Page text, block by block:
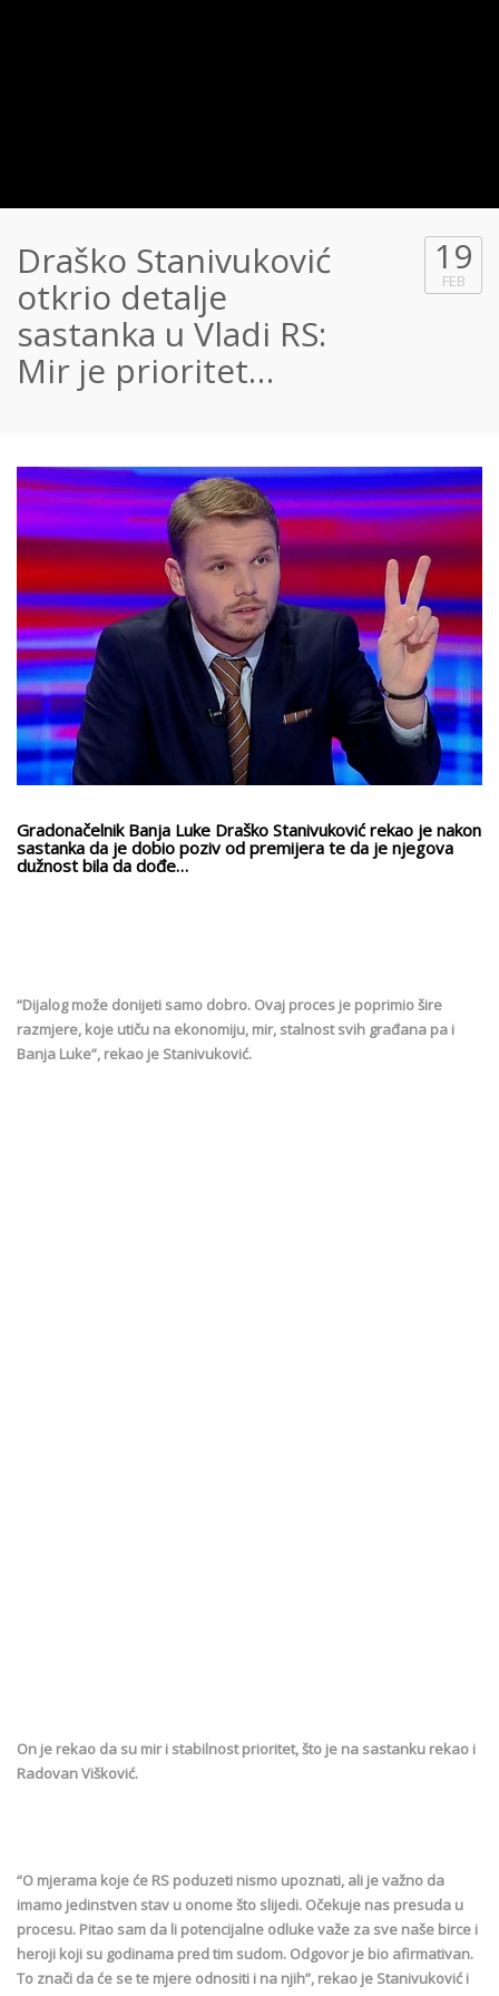
Draško Stanivuković
otkrio detalje
sastanka u Vladi RS:
Mir je prioritet…
19
FEB
Gradonačelnik Banja Luke Draško Stanivuković rekao je nakon
sastanka da je dobio poziv od premijera te da je njegova
dužnost bila da dođe…
“Dijalog može donijeti samo dobro. Ovaj proces je poprimio šire
razmjere, koje utiču na ekonomiju, mir, stalnost svih građana pa i
Banja Luke”, rekao je Stanivuković.
On je rekao da su mir i stabilnost prioritet, što je na sastanku rekao i
Radovan Višković.
“O mjerama koje će RS poduzeti nismo upoznati, ali je važno da
imamo jedinstven stav u onome što slijedi. Očekuje nas presuda u
procesu. Pitao sam da li potencijalne odluke važe za sve naše birce i
heroji koji su godinama pred tim sudom. Odgovor je bio afirmativan.
To znači da će se te mjere odnositi i na njih”, rekao je Stanivuković i